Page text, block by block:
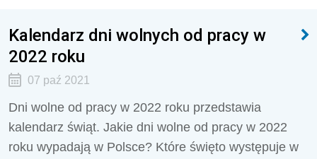
Kalendarz dni wolnych od pracy w
2022 roku
07 paź 2021
Dni wolne od pracy w 2022 roku przedstawia
kalendarz świąt. Jakie dni wolne od pracy w 2022
roku wypadają w Polsce? Które święto występuje w